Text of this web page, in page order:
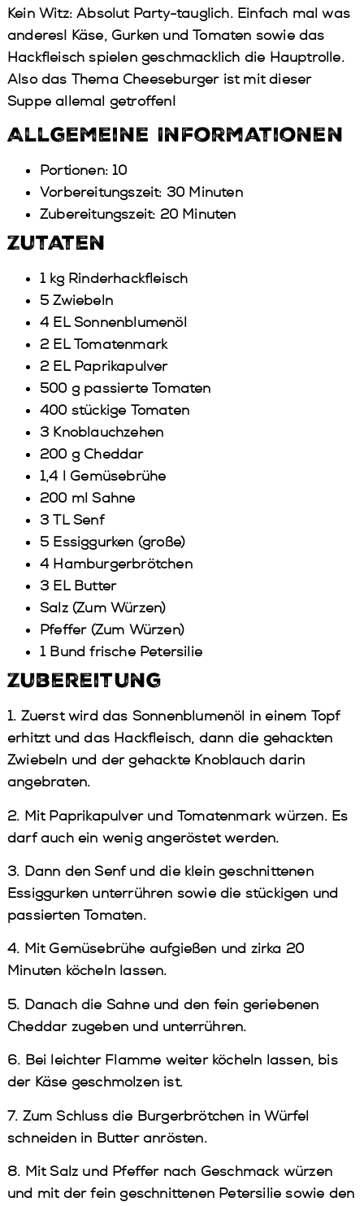
Kein Witz: Absolut Party-tauglich. Einfach mal was
anderes! Käse, Gurken und Tomaten sowie das
Hackfleisch spielen geschmacklich die Hauptrolle.
Also das Thema Cheeseburger ist mit dieser
Suppe allemal getroffen!
Allgemeine Informationen
Portionen: 10
Vorbereitungszeit: 30 Minuten
Zubereitungszeit: 20 Minuten
Zutaten
1 kg Rinderhackfleisch
5 Zwiebeln
4 EL Sonnenblumenöl
2 EL Tomatenmark
2 EL Paprikapulver
500 g passierte Tomaten
400 stückige Tomaten
3 Knoblauchzehen
200 g Cheddar
1,4 l Gemüsebrühe
200 ml Sahne
3 TL Senf
5 Essiggurken (große)
4 Hamburgerbrötchen
3 EL Butter
Salz (Zum Würzen)
Pfeffer (Zum Würzen)
1 Bund frische Petersilie
Zubereitung
1. Zuerst wird das Sonnenblumenöl in einem Topf
erhitzt und das Hackfleisch, dann die gehackten
Zwiebeln und der gehackte Knoblauch darin
angebraten.
2. Mit Paprikapulver und Tomatenmark würzen. Es
darf auch ein wenig angeröstet werden.
3. Dann den Senf und die klein geschnittenen
Essiggurken unterrühren sowie die stückigen und
passierten Tomaten.
4. Mit Gemüsebrühe aufgießen und zirka 20
Minuten köcheln lassen.
5. Danach die Sahne und den fein geriebenen
Cheddar zugeben und unterrühren.
6. Bei leichter Flamme weiter köcheln lassen, bis
der Käse geschmolzen ist.
7. Zum Schluss die Burgerbrötchen in Würfel
schneiden in Butter anrösten.
8. Mit Salz und Pfeffer nach Geschmack würzen
und mit der fein geschnittenen Petersilie sowie den